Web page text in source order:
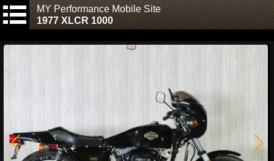
MY Performance Mobile Site
1977 XLCR 1000